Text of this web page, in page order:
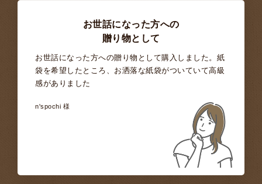
お世話になった方への
贈り物として
お世話になった方への贈り物として購入しました。紙
袋を希望したところ、お洒落な紙袋がついていて高級
感がありました
n'spochi 様